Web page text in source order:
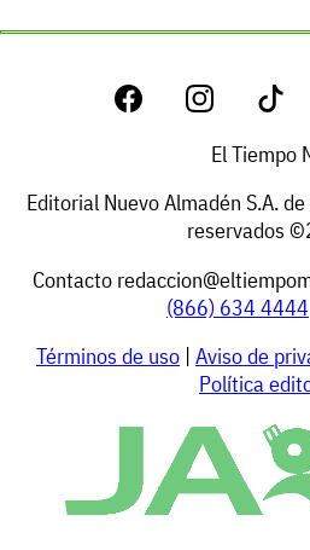
El Tiempo
Editorial Nuevo Almadén S.A.
reservados
Contacto
(866) 634 4444
Términos de uso | Aviso de
Política